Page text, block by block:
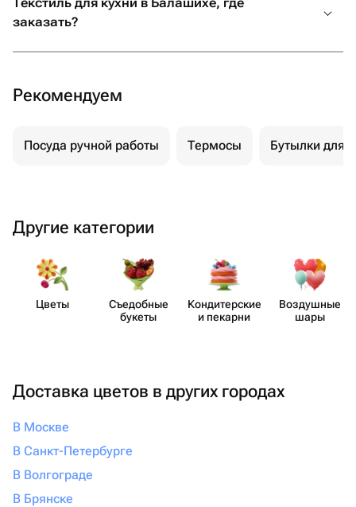
заказать?
Рекомендуем
Посуда ручной работы Термосы Бутылки для
Другие категории
Цветы
Съедобные
букеты
Кондит​ерские
и пекарни
Воздушные
шары
Доставка цветов в других городах
В Москве
В Санкт-Петербурге
В Волгограде
В Брянске